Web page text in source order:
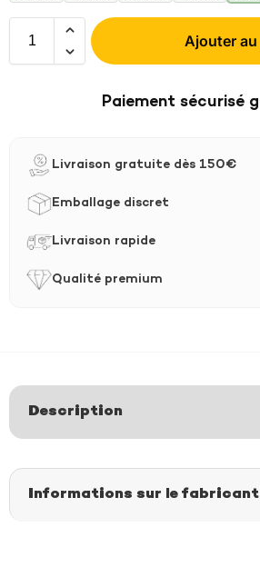
Ajouter
Paiement sécurisé
Livraison gratuite dès 150€
Emballage discret
Livraison rapide
Qualité premium
Description
Informations sur le fabricant